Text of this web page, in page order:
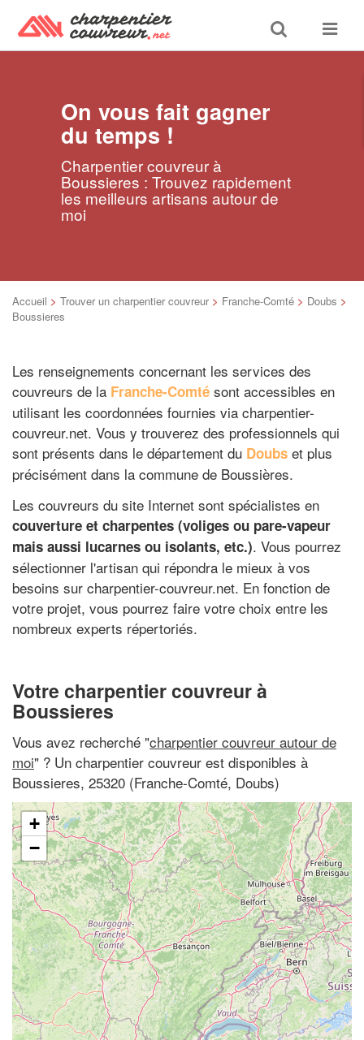
Toggle
search
Toggle
On vous fait gagner
du temps !
Charpentier couvreur à
Boussieres : Trouvez rapidement
les meilleurs artisans autour de
moi
Accueil > Trouver un charpentier couvreur > Franche-Comté > Doubs >
Boussieres
Les renseignements concernant les services des
couvreurs de la Franche-Comté sont accessibles en
utilisant les coordonnées fournies via charpentier-
couvreur.net. Vous y trouverez des professionnels qui
sont présents dans le département du Doubs et plus
précisément dans la commune de Boussières.
Les couvreurs du site Internet sont spécialistes en
couverture et charpentes (voliges ou pare-vapeur
mais aussi lucarnes ou isolants, etc.). Vous pourrez
sélectionner l'artisan qui répondra le mieux à vos
besoins sur charpentier-couvreur.net. En fonction de
votre projet, vous pourrez faire votre choix entre les
nombreux experts répertoriés.
Votre charpentier couvreur à
Boussieres
Vous avez recherché "charpentier couvreur autour de
moi" ? Un charpentier couvreur est disponibles à
Boussieres, 25320 (Franche-Comté, Doubs)
+
−